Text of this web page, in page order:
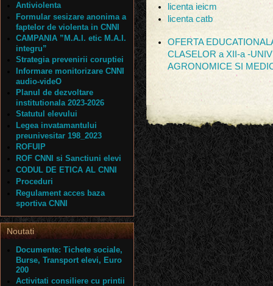
licenta ieicm
licenta catb
OFERTA
CLASELOR a XII-a -
AGRONOMICE SI
Antiviolenta
Formular sesizare anonima a
faptelor de violenta in CNNI
CAMPANIA ”M.A.I. etic M.A.I.
integru”
Strategia prevenirii coruptiei
Informare monitorizare CNNI
audio-videO
Planul de dezvoltare
institutionala 2023-2026
Statutul elevului
Legea invatamantului
preunivesitar 198_2023
ROFUIP
ROF CNNI si Sanctiuni elevi
CODUL DE ETICA AL CNNI
Proceduri
Regulament acces baza
sportiva CNNI
Noutati
Documente: Tichete sociale,
Burse, Transport elevi, Euro
200
Activitati consiliere cu printii